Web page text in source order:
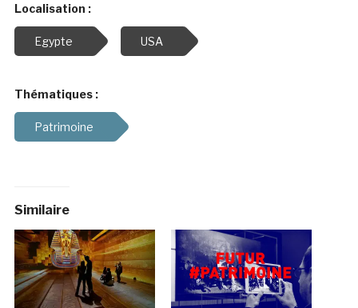
Localisation :
Egypte USA
Thématiques :
Patrimoine
Similaire